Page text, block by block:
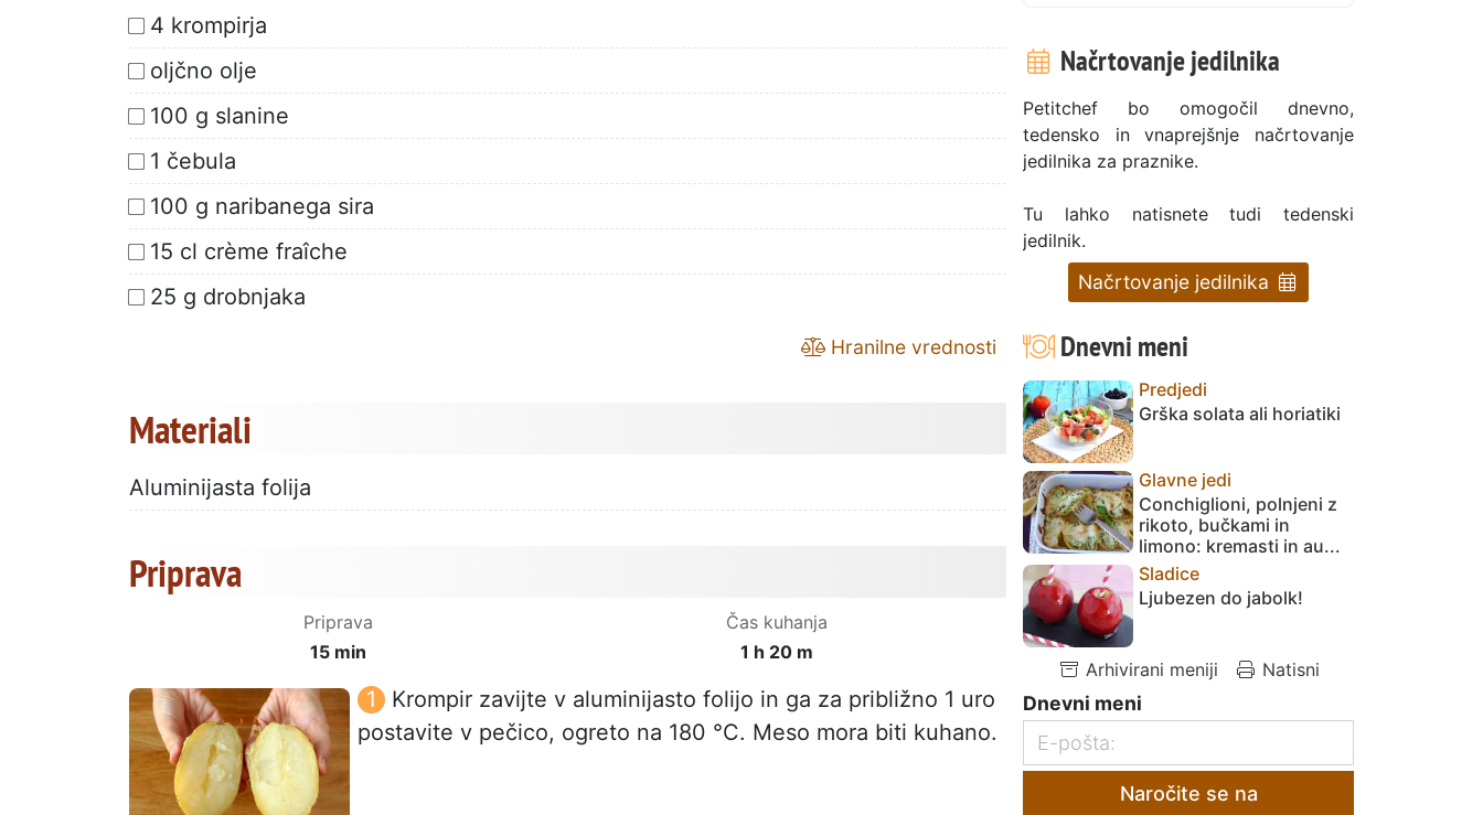
4 krompirja
oljčno olje
100 g slanine
1 čebula
100 g naribanega sira
15 cl crème fraîche
25 g drobnjaka
Hranilne vrednosti
Materiali
Aluminijasta folija
Priprava
Priprava
15 min
Čas kuhanja
1 h 20 m
Krompir zavijte v aluminijasto folijo in ga za približno 1 uro
postavite v pečico, ogreto na 180 °C. Meso mora biti kuhano.
Načrtovanje jedilnika
Petitchef bo omogočil dnevno,
tedensko in vnaprejšnje načrtovanje
jedilnika za praznike.
Tu lahko natisnete tudi tedenski
jedilnik.
Načrtovanje jedilnika
Dnevni meni
Predjedi
Grška solata ali horiatiki
Glavne jedi
Conchiglioni, polnjeni z
rikoto, bučkami in
limono: kremasti in au...
Sladice
Ljubezen do jabolk!
Arhivirani meniji Natisni
Dnevni meni
Naročite se na